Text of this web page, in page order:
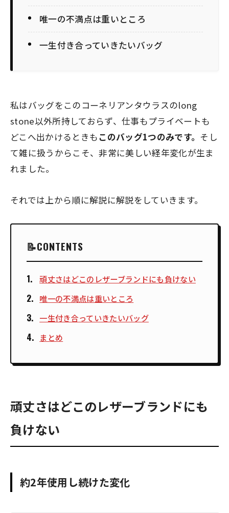
唯一の不満点は重いところ
一生付き合っていきたいバッグ
私はバッグをこのコーネリアンタウラスのlong
stone以外所持しておらず、仕事もプライベートも
どこへ出かけるときもこのバッグ1つのみです。 そし
て雑に扱うからこそ、非常に美しい経年変化が生ま
れました。
それでは上から順に解説に解説をしていきます。
CONTENTS
頑丈さはどこのレザーブランドにも負けない
唯一の不満点は重いところ
一生付き合っていきたいバッグ
まとめ
頑丈さはどこのレザーブランドにも
負けない
約2年使用し続けた変化